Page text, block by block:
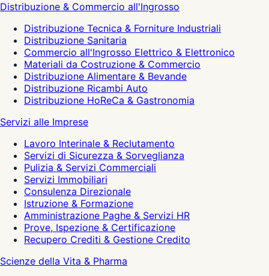
Distribuzione & Commercio all'Ingrosso
Distribuzione Tecnica & Forniture Industriali
Distribuzione Sanitaria
Commercio all'Ingrosso Elettrico & Elettronico
Materiali da Costruzione & Commercio
Distribuzione Alimentare & Bevande
Distribuzione Ricambi Auto
Distribuzione HoReCa & Gastronomia
Servizi alle Imprese
Lavoro Interinale & Reclutamento
Servizi di Sicurezza & Sorveglianza
Pulizia & Servizi Commerciali
Servizi Immobiliari
Consulenza Direzionale
Istruzione & Formazione
Amministrazione Paghe & Servizi HR
Prove, Ispezione & Certificazione
Recupero Crediti & Gestione Credito
Scienze della Vita & Pharma